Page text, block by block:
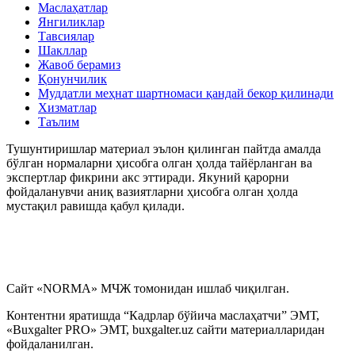
Маслаҳатлар
Янгиликлар
Тавсиялар
Шакллар
Жавоб берамиз
Қонунчилик
Муддатли меҳнат шартномаси қандай бекор қилинади
Хизматлар
Таълим
Тушунтиришлар материал эълон қилинган пайтда амалда
бўлган нормаларни ҳисобга олган ҳолда тайёрланган ва
экспертлар фикрини акс эттиради. Якуний қарорни
фойдаланувчи аниқ вазиятларни ҳисобга олган ҳолда
мустақил равишда қабул қилади.
Сайт «NORMA» МЧЖ томонидан ишлаб чиқилган.
Контентни яратишда “Кадрлар бўйича маслаҳатчи” ЭМТ,
«Buxgalter PRO» ЭМТ, buxgalter.uz сайти материалларидан
фойдаланилган.